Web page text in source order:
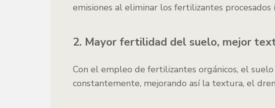
emisiones al eliminar los fertilizantes
2. Mayor fertilidad del suelo, mejor
Con el empleo de fertilizantes orgánicos, el suelo
constantemente, mejorando así la textura, el